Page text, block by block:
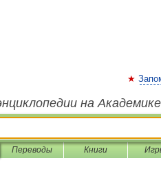
на Академике
Переводы Книги